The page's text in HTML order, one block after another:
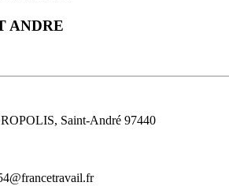
ANDRE
Saint-André 97440